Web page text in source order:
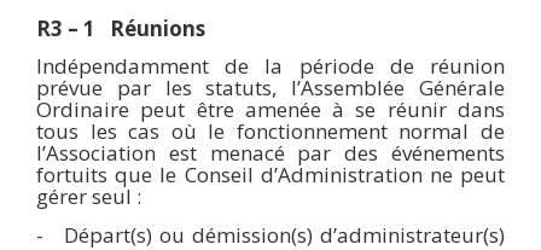
R3 – 1 Réunions
Indépendamment de la période de réunion
prévue par les statuts, l’Assemblée Générale
Ordinaire peut être amenée à se réunir dans
tous les cas où le fonctionnement normal de
l’Association est menacé par des événements
fortuits que le Conseil d’Administration ne peut
gérer seul :
-
Départ(s) ou démission(s) d’administrateur(s)